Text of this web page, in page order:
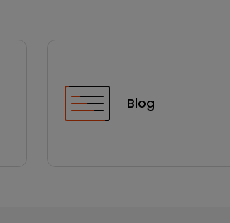
Blog